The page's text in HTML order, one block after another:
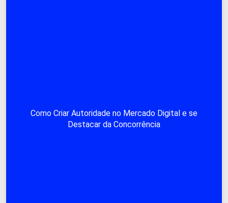
Como Criar Autoridade no Mercado Digital e se
Destacar da Concorrência